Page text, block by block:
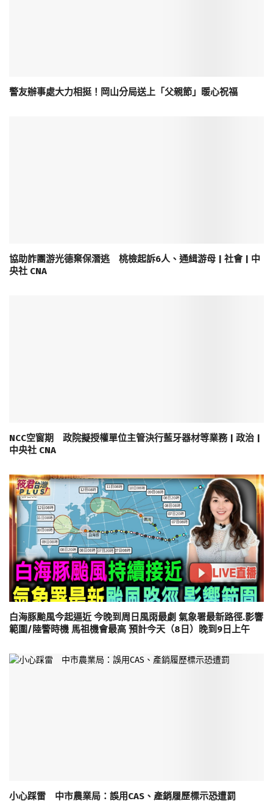
警友辦事處大力相挺！岡山分局送上「父親節」暖心祝福
協助詐團游光德棄保潛逃 桃檢起訴6人、通緝游母 | 社會 | 中
央社 CNA
NCC空窗期 政院擬授權單位主管決行藍牙器材等業務 | 政治 |
中央社 CNA
白海豚颱風今起逼近 今晚到周日風雨最劇 氣象署最新路徑.影響
範圍/陸警時機 馬祖機會最高 預計今天（8日）晚到9日上午
小心踩雷 中市農業局：誤用CAS、產銷履歷標示恐遭罰